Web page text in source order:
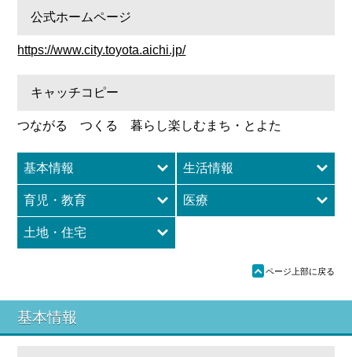
公式ホームページ
https://www.city.toyota.aichi.jp/
キャッチコピー
つながる つくる 暮らし楽しむまち・とよた
基本情報 生活情報
育児・教育 医療
土地・住宅
ü ページ上部に戻る
基本情報